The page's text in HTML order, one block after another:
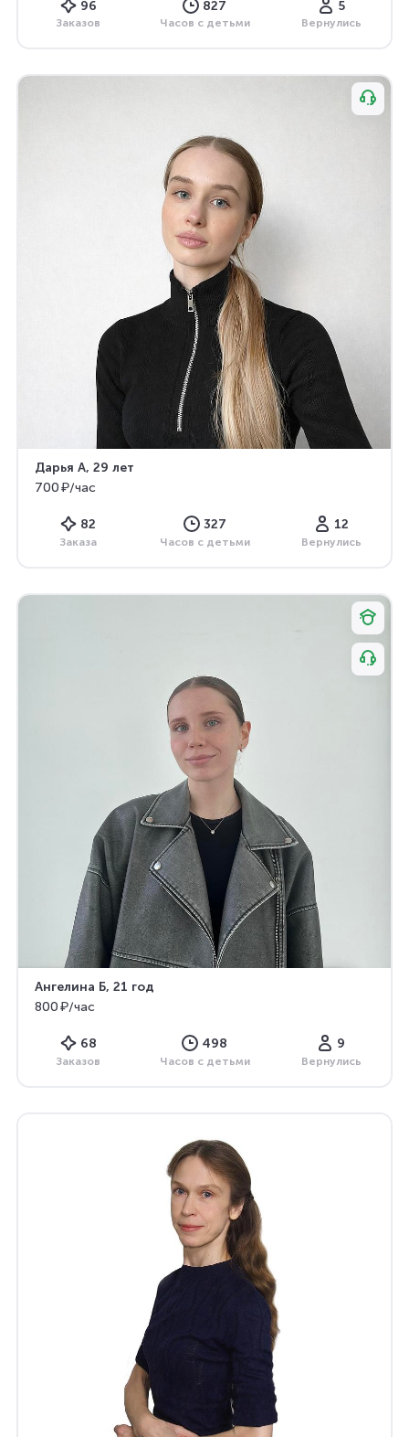
96
Заказов
827
Часов с детьми
5
Вернулись
Дарья А, 29 лет
700 ₽/час
82
Заказа
327
Часов с детьми
12
Вернулись
Ангелина Б, 21 год
800 ₽/час
68
Заказов
498
Часов с детьми
9
Вернулись